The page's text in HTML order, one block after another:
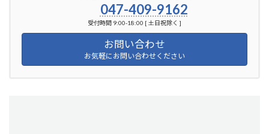
047-409-9162
受付時間 9:00-18:00 [ 土日祝除く ]
お問い合わせ
お気軽にお問い合わせください